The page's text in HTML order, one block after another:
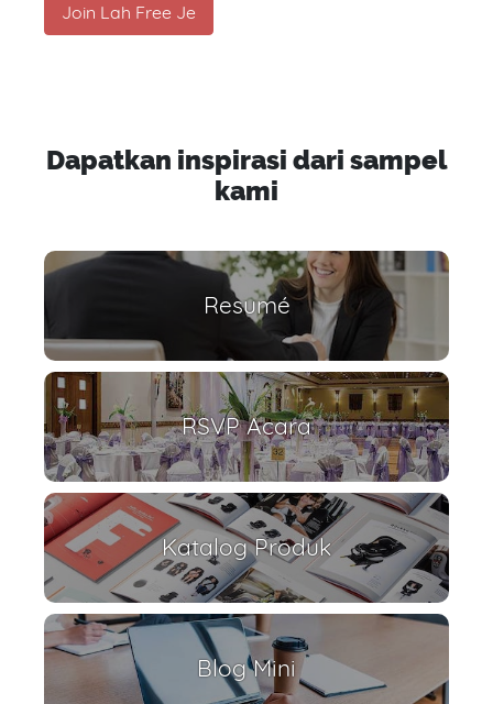
Join Lah Free Je
Dapatkan inspirasi dari sampel
kami
Resumé
RSVP Acara
Katalog Produk
Blog Mini